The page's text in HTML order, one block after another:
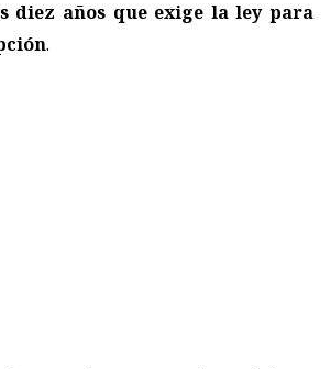
diez años que exige la ley para
.